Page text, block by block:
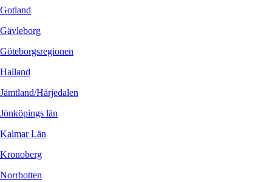
Gotland
Gävleborg
Göteborgsregionen
Halland
Jämtland/Härjedalen
Jönköpings län
Kalmar Län
Kronoberg
Norrbotten